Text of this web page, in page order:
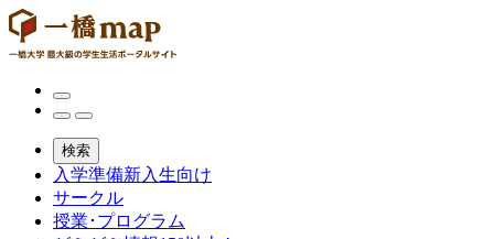
検索
入学準備新入生向け
サークル
授業･プログラム